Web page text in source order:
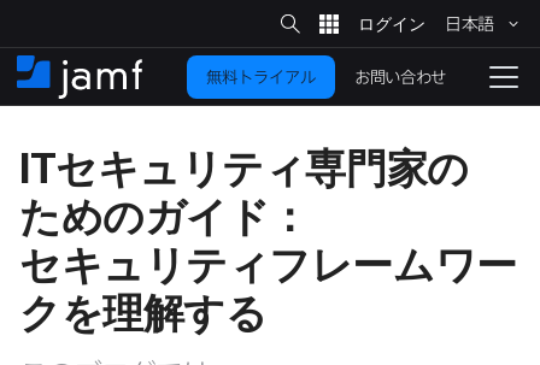
イ
ン
コ
テ
ン
ツ
に
移
動
サ
イ
ト
検
索
日本語
ホ
ー
ナ
を
無料トライアル お問い合わせ
ITセキュリティ専門家の​
ための​ガイド：
セキュリティフレームワー
クを​理解する